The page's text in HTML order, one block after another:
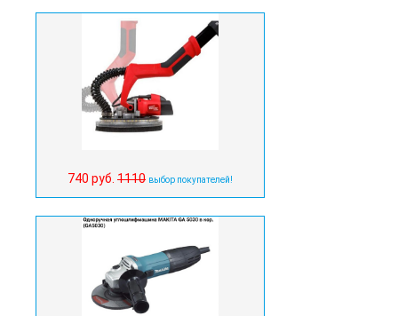
740 руб. 1110 выбор покупателей!